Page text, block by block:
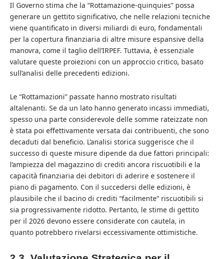
Il Governo stima che la “Rottamazione-quinquies” possa
generare un gettito significativo, che nelle relazioni tecniche
viene quantificato in diversi miliardi di euro, fondamentali
per la copertura finanziaria di altre misure espansive della
manovra, come il taglio dell’IRPEF. Tuttavia, è essenziale
valutare queste proiezioni con un approccio critico, basato
sull’analisi delle precedenti edizioni.
Le “Rottamazioni” passate hanno mostrato risultati
altalenanti. Se da un lato hanno generato incassi immediati,
spesso una parte considerevole delle somme rateizzate non
è stata poi effettivamente versata dai contribuenti, che sono
decaduti dal beneficio. L’analisi storica suggerisce che il
successo di queste misure dipende da due fattori principali:
l’ampiezza del magazzino di crediti ancora riscuotibili e la
capacità finanziaria dei debitori di aderire e sostenere il
piano di pagamento. Con il succedersi delle edizioni, è
plausibile che il bacino di crediti “facilmente” riscuotibili si
sia progressivamente ridotto. Pertanto, le stime di gettito
per il 2026 devono essere considerate con cautela, in
quanto potrebbero rivelarsi eccessivamente ottimistiche.